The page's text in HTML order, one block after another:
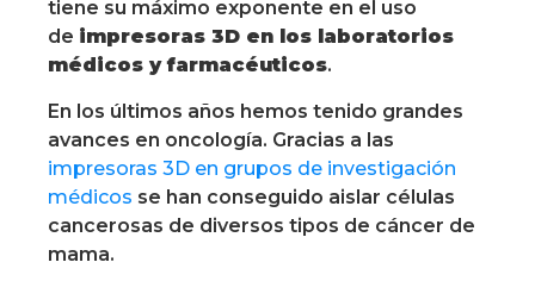
tiene su máximo exponente en el uso
de impresoras 3D en los laboratorios
médicos y farmacéuticos.
En los últimos años hemos tenido grandes
avances en oncología. Gracias a las
impresoras 3D en grupos de investigación
médicos se han conseguido aislar células
cancerosas de diversos tipos de cáncer de
mama.